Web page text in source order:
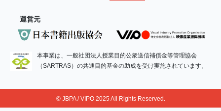
運営元
本事業は、一般社団法人授業目的公衆送信補償金等管理協会
（SARTRAS）の共通目的基金の助成を受け実施されています。
© JBPA / VIPO 2025 All Rights Reserved.